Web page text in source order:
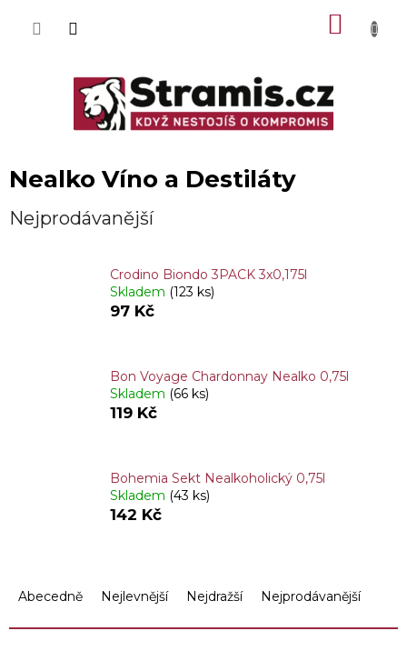
Nealko Víno a Destiláty
Nejprodávanější
Crodino Biondo 3PACK 3x0,175l
Skladem (123 ks)
97 Kč
Bon Voyage Chardonnay Nealko 0,75l
Skladem (66 ks)
119 Kč
Bohemia Sekt Nealkoholický 0,75l
Skladem (43 ks)
142 Kč
e
Abecedně Nejlevnější Nejdražší Nejprodávanější